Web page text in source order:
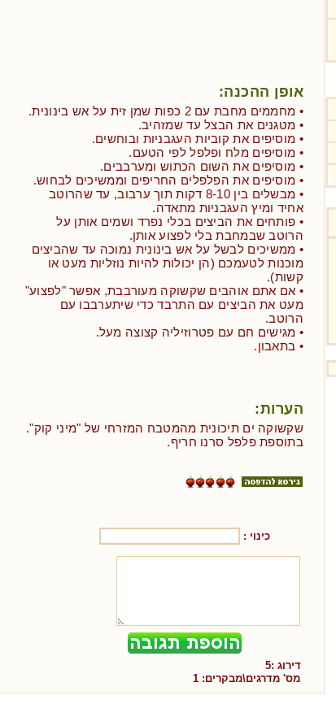
אופן ההכנה:
• מחממים מחבת עם 2 כפות שמן זית על אש בינונית.
• מטגנים את הבצל עד שמזהיב.
• מוסיפים את קוביות העגבניות ובוחשים.
• מוסיפים מלח ופלפל לפי הטעם.
• מוסיפים את השום הכתוש ומערבבים.
• מוסיפים את הפלפלים החריפים וממשיכים לבחוש.
• מבשלים בין 8-10 דקות תוך ערבוב, עד שהרוטב
אחיד ומיץ העגבניות מתאדה.
• פותחים את הביצים בכלי נפרד ושמים אותן על
הרוטב שבמחבת בלי לפצוע אותן.
• ממשיכים לבשל על אש בינונית נמוכה עד שהביצים
מוכנות לטעמכם (הן יכולות להיות נוזליות מעט או
קשות).
• אם אתם אוהבים שקשוקה מעורבבת, אפשר "לפצוע"
מעט את הביצים עם התרבד כדי שיתערבבו עם
הרוטב.
• מגישים חם עם פטרוזיליה קצוצה מעל.
• בתאבון.
הערות:
שקשוקה ים תיכונית מהמטבח המזרחי של "מיני קוק".
בתוספת פלפל סרנו חריף.
כינוי :
דירוג :5
מס' מדרגים\מבקרים: 1